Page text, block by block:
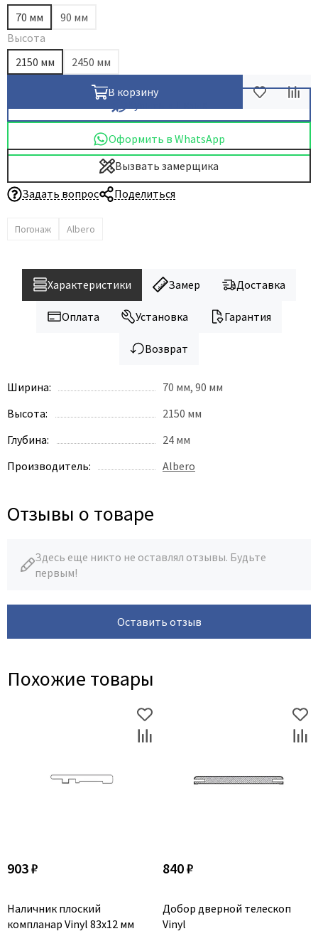
70 мм
90 мм
Высота
2150 мм
2450 мм
В корзину
Оформить в WhatsApp
Вызвать замерщика
Задать вопрос
Поделиться
Погонаж Albero
Характеристики Замер Доставка
Оплата Установка Гарантия
Возврат
Ширина:
70 мм, 90 мм
Высота:
2150 мм
Глубина:
24 мм
Производитель:
Albero
Отзывы о товаре
Здесь еще никто не оставлял отзывы. Будьте
первым!
Оставить отзыв
Похожие товары
903 ₽
Наличник плоский
компланар Vinyl 83x12 мм
840 ₽
Добор дверной телескоп
Vinyl